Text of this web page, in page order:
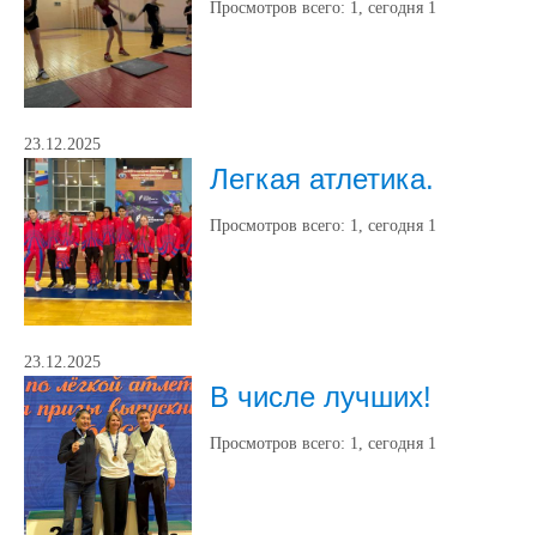
Просмотров всего: 1, сегодня 1
23.12.2025
Легкая атлетика.
Просмотров всего: 1, сегодня 1
23.12.2025
В числе лучших!
Просмотров всего: 1, сегодня 1